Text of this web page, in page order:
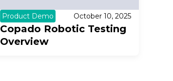
Product Demo October 10, 2025
Copado Robotic Testing
Overview